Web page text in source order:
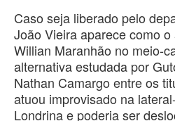
Caso seja liberado pelo
João Vieira aparece como
Willian Maranhão no meio-
alternativa estudada por
Nathan Camargo entre os
atuou improvisado na
Londrina e poderia ser